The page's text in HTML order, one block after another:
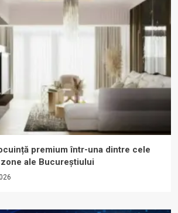
premium într-una dintre cele
ale Bucureștiului